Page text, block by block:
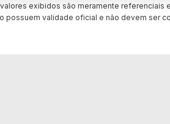
exibidos são meramente referenciais
possuem validade oficial e não devem ser